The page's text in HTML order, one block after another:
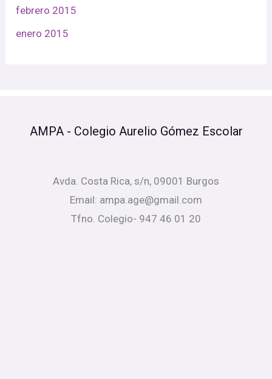
febrero 2015
enero 2015
AMPA - Colegio Aurelio Gómez Escolar
Avda. Costa Rica, s/n, 09001 Burgos
Email: ampa.age@gmail.com
Tfno. Colegio- 947 46 01 20